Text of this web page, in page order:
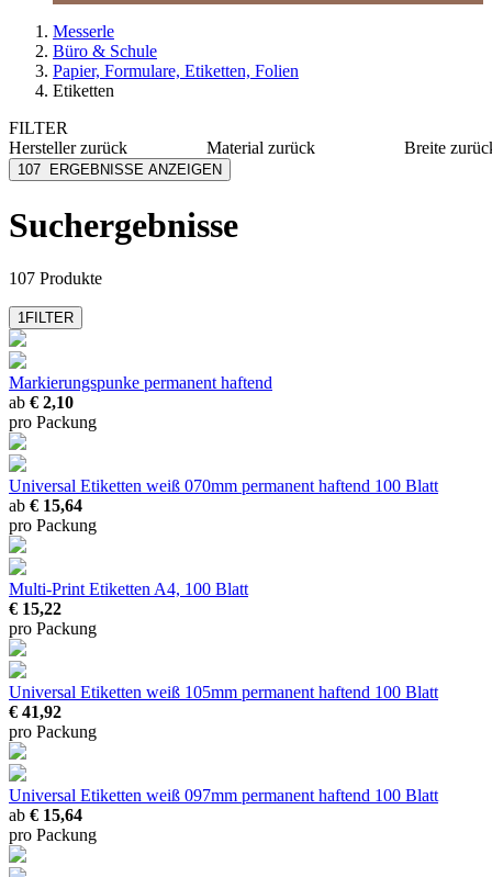
Messerle
Büro & Schule
Papier, Formulare, Etiketten, Folien
Etiketten
FILTER
Herstellerzurück
Avery Zweckform
MESSERLE
Müroll
mehr anzeigen
Material zurück
PE
Breite
107 ERGEBNISSE ANZEIGEN
Suchergebnisse
107 Produkte
1FILTER
Markierungspunke permanent haftend
ab € 2,10
pro Packung
Universal Etiketten weiß 070mm permanent haftend 100 Blatt
ab € 15,64
pro Packung
Multi-Print Etiketten A4, 100 Blatt
€ 15,22
pro Packung
Universal Etiketten weiß 105mm permanent haftend 100 Blatt
€ 41,92
pro Packung
Universal Etiketten weiß 097mm permanent haftend 100 Blatt
ab € 15,64
pro Packung